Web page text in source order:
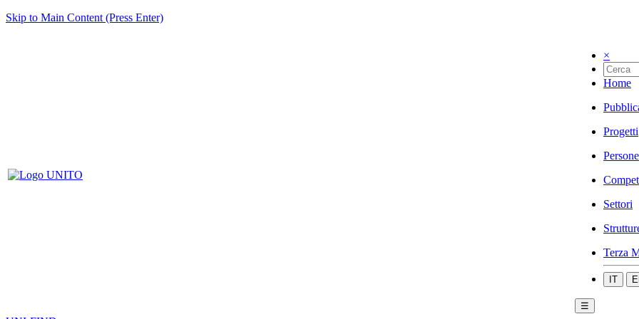
Skip to Main Content (Press Enter)
×
Home
Progetti
Persone
Settori
Terza
IT
☰